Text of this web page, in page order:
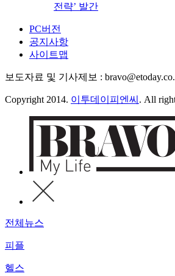
전략’ 발간
PC버전
공지사항
사이트맵
보도자료 및 기사제보 :
Copyright 2014. 이투데이피엔씨 . All
전체뉴스
피플
헬스